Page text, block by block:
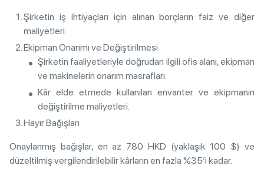
Şirketin iş ihtiyaçları için alınan borçların faiz ve diğer
maliyetleri.
Ekipman Onarımı ve Değiştirilmesi
Şirketin faaliyetleriyle doğrudan ilgili ofis alanı, ekipman
ve makinelerin onarım masrafları.
Kâr elde etmede kullanılan envanter ve ekipmanın
değiştirilme maliyetleri.
Hayır Bağışları
Onaylanmış bağışlar, en az 780 HKD (yaklaşık 100 $) ve
düzeltilmiş vergilendirilebilir kârların en fazla %35’i kadar.